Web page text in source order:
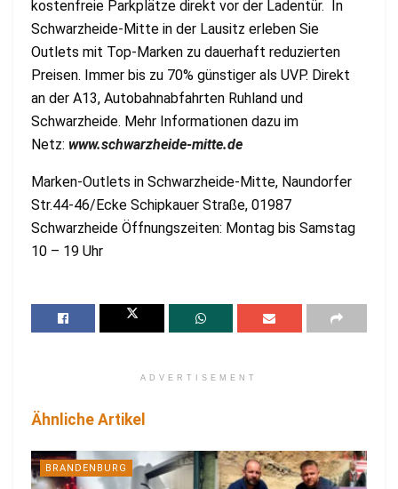
kostenfreie Parkplätze direkt vor der Ladentür. In
Schwarzheide-Mitte in der Lausitz erleben Sie
Outlets mit Top-Marken zu dauerhaft reduzierten
Preisen. Immer bis zu 70% günstiger als UVP. Direkt
an der A13, Autobahnabfahrten Ruhland und
Schwarzheide. Mehr Informationen dazu im
Netz: www.schwarzheide-mitte.de
Marken-Outlets in Schwarzheide-Mitte, Naundorfer
Str.44-46/Ecke Schipkauer Straße, 01987
Schwarzheide Öffnungszeiten: Montag bis Samstag
10 – 19 Uhr
ADVERTISEMENT
Ähnliche Artikel
BRANDENBURG